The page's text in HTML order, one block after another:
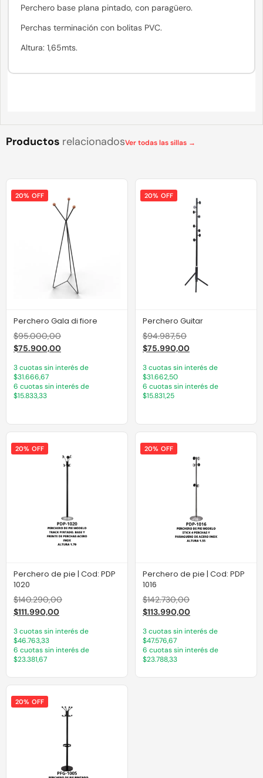
Perchero base plana pintado, con paragüero.
Perchas terminación con bolitas PVC.
Altura: 1,65mts.
Productos relacionadosVer todas las sillas →
20% OFF
Perchero Gala di fiore
$95.000,00
$75.900,00
3 cuotas sin interés de
$31.666,67
6 cuotas sin interés de
$15.833,33
20% OFF
Perchero Guitar
$94.987,50
$75.990,00
3 cuotas sin interés de
$31.662,50
6 cuotas sin interés de
$15.831,25
20% OFF
Perchero de pie | Cod: PDP
1020
$140.290,00
$111.990,00
3 cuotas sin interés de
$46.763,33
6 cuotas sin interés de
$23.381,67
20% OFF
Perchero de pie | Cod: PDP
1016
$142.730,00
$113.990,00
3 cuotas sin interés de
$47.576,67
6 cuotas sin interés de
$23.788,33
20% OFF